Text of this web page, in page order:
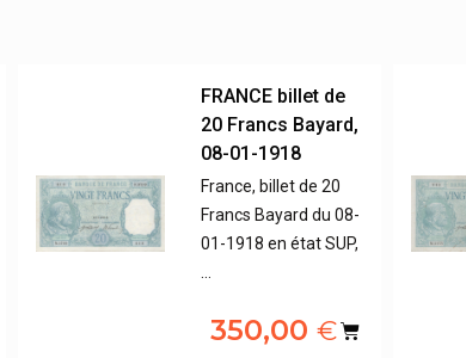
FRANCE billet de
20 Francs Bayard,
08-01-1918
France, billet de 20
Francs Bayard du 08-
01-1918 en état SUP,
350,00 €